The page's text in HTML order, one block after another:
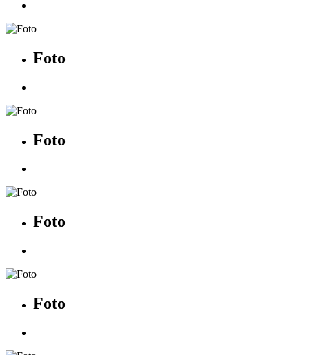
Foto
Foto
Foto
Foto